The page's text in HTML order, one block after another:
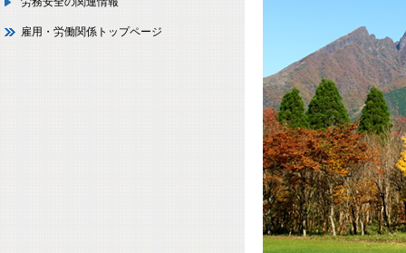
雇用・労働関係トップページ